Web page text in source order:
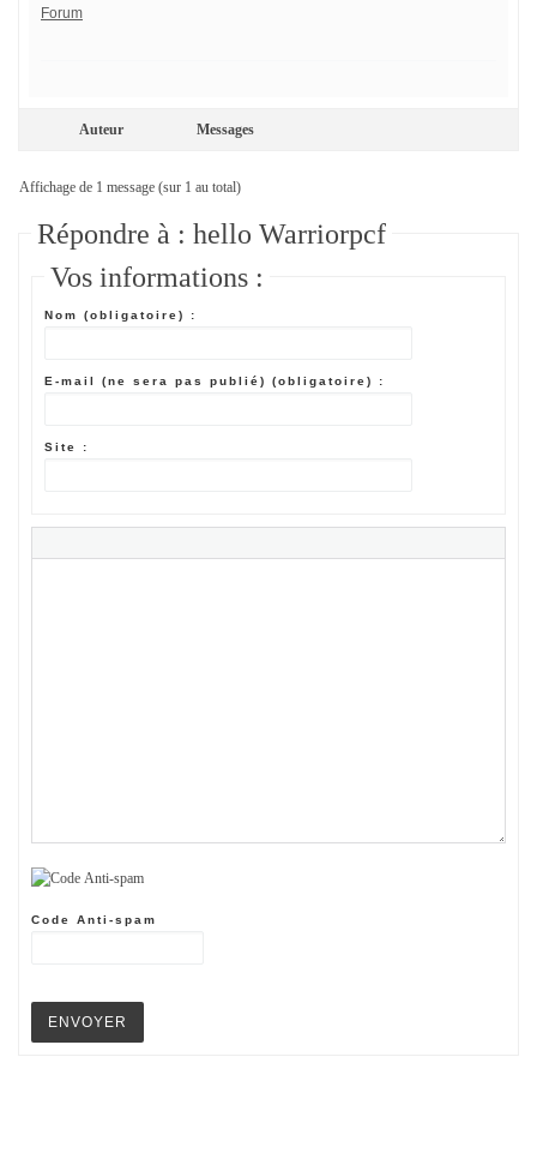
Forum
Auteur Messages
Affichage de 1 message (sur 1 au total)
Répondre à : hello Warriorpcf
Vos informations :
Nom (obligatoire) :
E-mail (ne sera pas publié) (obligatoire) :
Site :
Code Anti-spam
ENVOYER